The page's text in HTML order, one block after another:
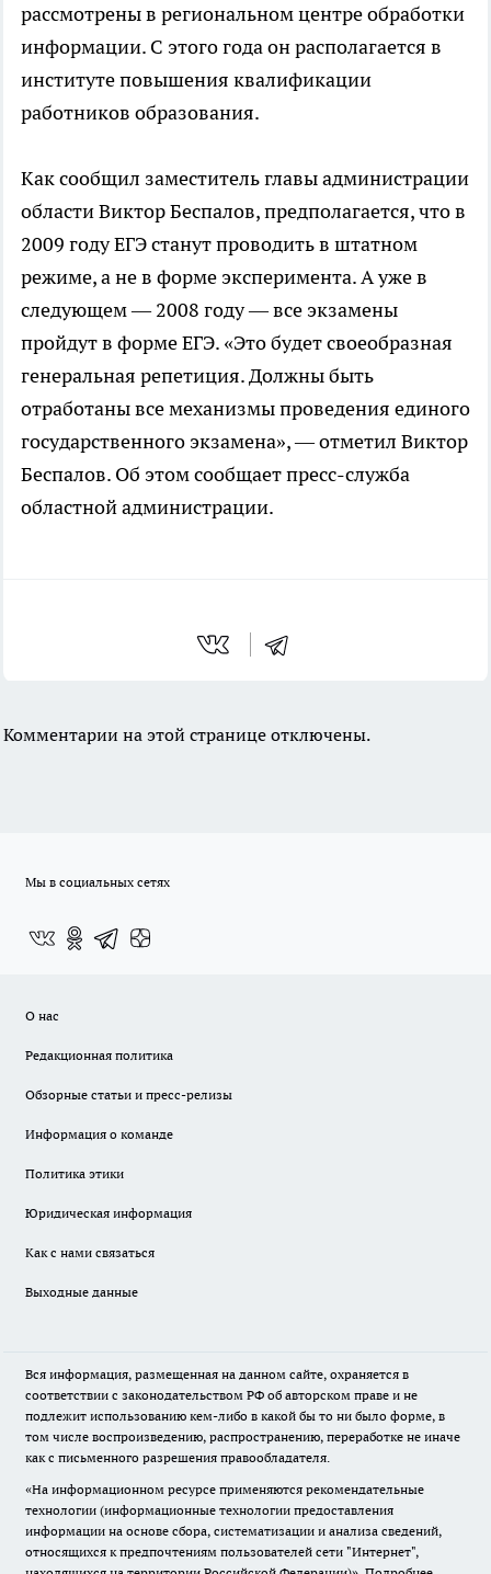
рассмотрены в региональном центре обработки
информации. С этого года он располагается в
институте повышения квалификации
работников образования.
Как сообщил заместитель главы администрации
области Виктор Беспалов, предполагается, что в
2009 году ЕГЭ станут проводить в штатном
режиме, а не в форме эксперимента. А уже в
следующем — 2008 году — все экзамены
пройдут в форме ЕГЭ. «Это будет своеобразная
генеральная репетиция. Должны быть
отработаны все механизмы проведения единого
государственного экзамена», — отметил Виктор
Беспалов. Об этом сообщает пресс-служба
областной администрации.
Комментарии на этой странице отключены.
Мы в социальных сетях
О нас
Редакционная политика
Обзорные статьи и пресс-релизы
Информация о команде
Политика этики
Юридическая информация
Как с нами связаться
Выходные данные
Вся информация, размещенная на данном сайте, охраняется в
соответствии с законодательством РФ об авторском праве и не
подлежит использованию кем-либо в какой бы то ни было форме, в
том числе воспроизведению, распространению, переработке не иначе
как с письменного разрешения правообладателя.
«На информационном ресурсе применяются рекомендательные
технологии (информационные технологии предоставления
информации на основе сбора, систематизации и анализа сведений,
относящихся к предпочтениям пользователей сети "Интернет",